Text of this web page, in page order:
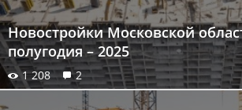
Новостройки Московской
полугодия – 2025
1 208 2